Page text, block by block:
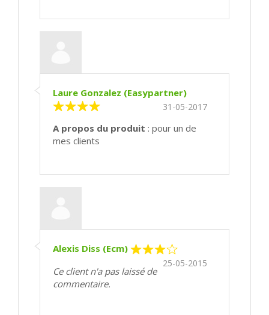
Laure Gonzalez (Easypartner)
31-05-2017
A propos du produit : pour un de
mes clients
Alexis Diss (Ecm)
25-05-2015
Ce client n'a pas laissé de
commentaire.